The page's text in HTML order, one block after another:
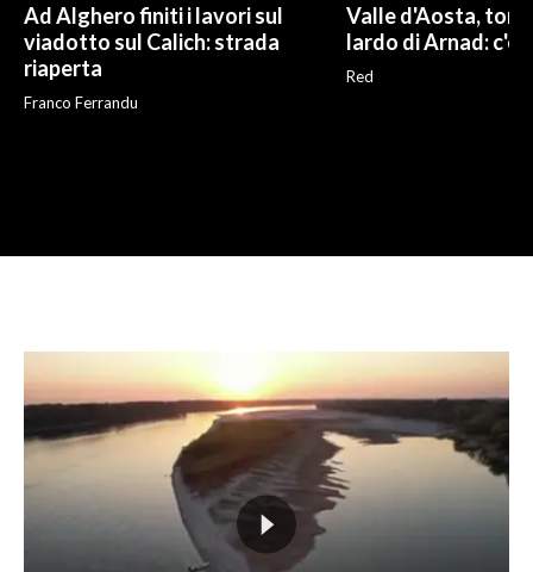
Ad Alghero finiti i lavori sul
viadotto sul Calich: strada
riaperta
Franco Ferrandu
Valle d'Aosta,
lardo di Arnad: c'è
Red